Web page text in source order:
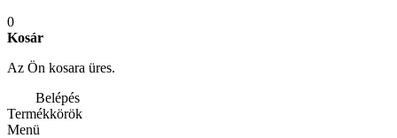
0
Kosár
Az Ön kosara üres.
Belépés
Termékkörök
Menü